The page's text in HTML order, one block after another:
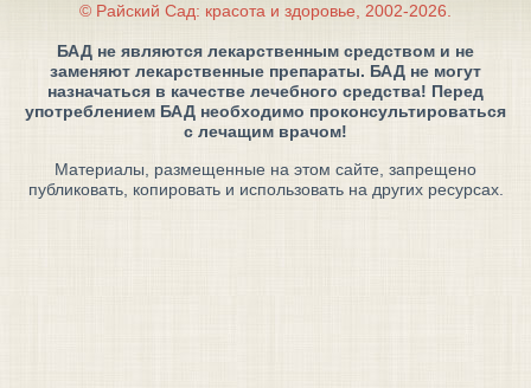
© Райский Сад: красота и здоровье, 2002-2026.
БАД не являются лекарственным средством и не
заменяют лекарственные препараты. БАД не могут
назначаться в качестве лечебного средства! Перед
употреблением БАД необходимо проконсультироваться
с лечащим врачом!
Материалы, размещенные на этом сайте, запрещено
публиковать, копировать и использовать на других ресурсах.